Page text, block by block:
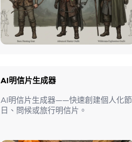
AI明信片生成器
AI明信片生成器——快速創建個人化節
日、問候或旅行明信片。